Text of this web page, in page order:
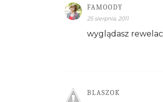
FAMOODY
25 sierpnia, 2011
wyglądasz
BLASZOK